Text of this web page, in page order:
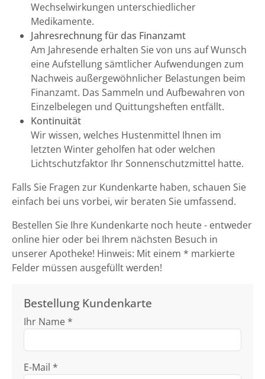
Wechselwirkungen unterschiedlicher
Medikamente.
Jahresrechnung für das Finanzamt
Am Jahresende erhalten Sie von uns auf Wunsch
eine Aufstellung sämtlicher Aufwendungen zum
Nachweis außergewöhnlicher Belastungen beim
Finanzamt. Das Sammeln und Aufbewahren von
Einzelbelegen und Quittungsheften entfällt.
Kontinuität
Wir wissen, welches Hustenmittel Ihnen im
letzten Winter geholfen hat oder welchen
Lichtschutzfaktor Ihr Sonnenschutzmittel hatte.
Falls Sie Fragen zur Kundenkarte haben, schauen Sie
einfach bei uns vorbei, wir beraten Sie umfassend.
Bestellen Sie Ihre Kundenkarte noch heute - entweder
online hier oder bei Ihrem nächsten Besuch in
unserer Apotheke! Hinweis: Mit einem * markierte
Felder müssen ausgefüllt werden!
Bestellung Kundenkarte
Ihr Name *
E-Mail *